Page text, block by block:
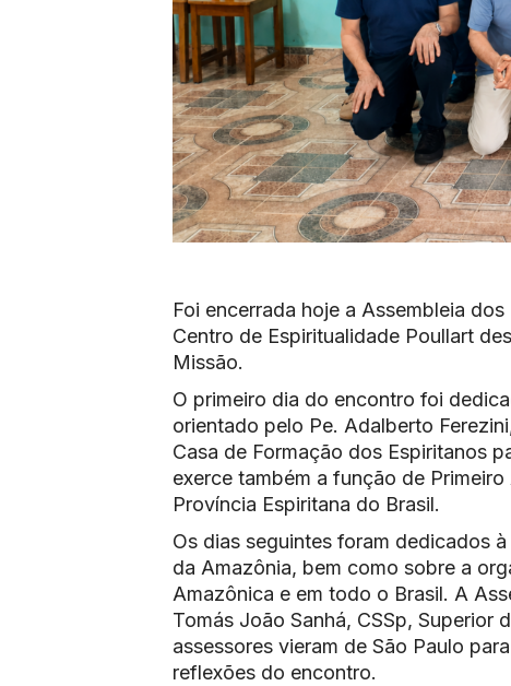
Foi encerrada hoje a Assembleia
Centro de Espiritualidade Poullart
Missão.
O primeiro dia do encontro foi
orientado pelo Pe. Adalberto
Casa de Formação dos Espiritanos
exerce também a função de
Província Espiritana do Brasil.
Os dias seguintes foram dedicados
da Amazônia, bem como sobre a
Amazônica e em todo o Brasil. A
Tomás João Sanhá, CSSp, Superior
assessores vieram de São Paulo
reflexões do encontro.